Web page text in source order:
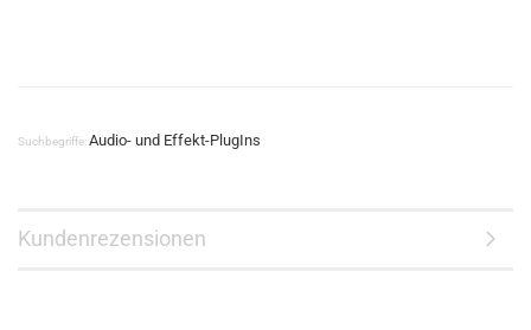
Suchbegriffe:Audio- und Effekt-PlugIns
Kundenrezensionen